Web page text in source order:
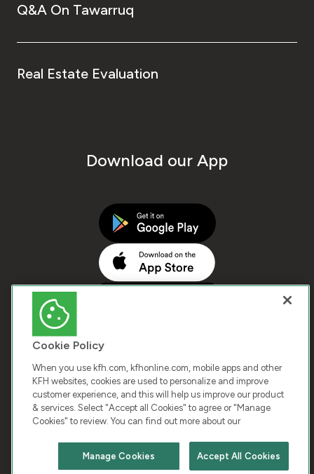
Chat with us
Q&A On Tawarruq
Real Estate Evaluation
Download our App
COPYRIGHT © 2026 KUWAIT FINANCE HOUSE. ALL
RIGHTS RESERVED
Terms & Condition Cookies Privacy Policy
Cookie Policy
When you use kfh.com, kfhonline.com, mobile apps and other
KFH websites, cookies are used to personalize and improve
customer experience, and this will help us improve our product
& services. Select "Accept all Cookies" to agree or "Manage
Cookies" to review. You can find out more about our
Accept All Cookies
Manage Cookies